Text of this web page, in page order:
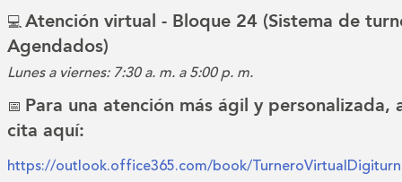
💻Atención virtual - Bloque 24 (Sistema de
Agendados)
Lunes a viernes: 7:30 a. m. a 5:00 p. m.
📅 Para una atención más ágil y personalizada,
cita aquí:
https://outlook.office365.com/book/